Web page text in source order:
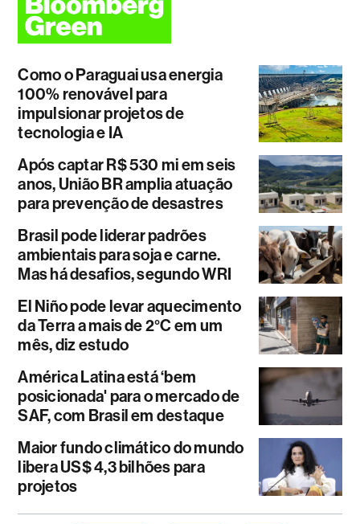
Como o Paraguai usa energia
100% renovável para
impulsionar projetos de
tecnologia e IA
Após captar R$ 530 mi em seis
anos, União BR amplia atuação
para prevenção de desastres
Brasil pode liderar padrões
ambientais para soja e carne.
Mas há desafios, segundo WRI
El Niño pode levar aquecimento
da Terra a mais de 2°C em um
mês, diz estudo
América Latina está ‘bem
posicionada' para o mercado de
SAF, com Brasil em destaque
Maior fundo climático do mundo
libera US$ 4,3 bilhões para
projetos